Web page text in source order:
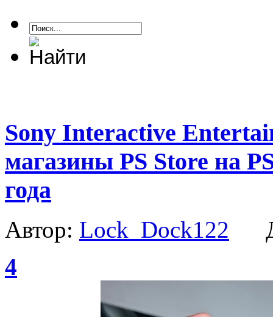
Sony Interactive
магазины PS Store на
года
Автор: Lock_Dock122
4